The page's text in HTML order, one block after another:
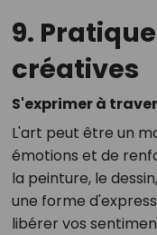
9.
créatives
S'exprimer à
L'art peut être un
émotions et de
la peinture, le
une forme
libérer vos